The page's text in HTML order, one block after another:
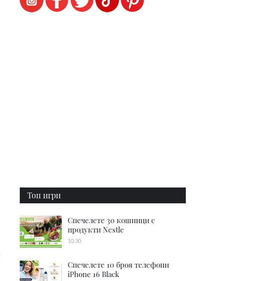
Топ игри
Спечелете 30 кошници с
продукти Nestle
10:30
Спечелете 10 броя телефони
iPhone 16 Black